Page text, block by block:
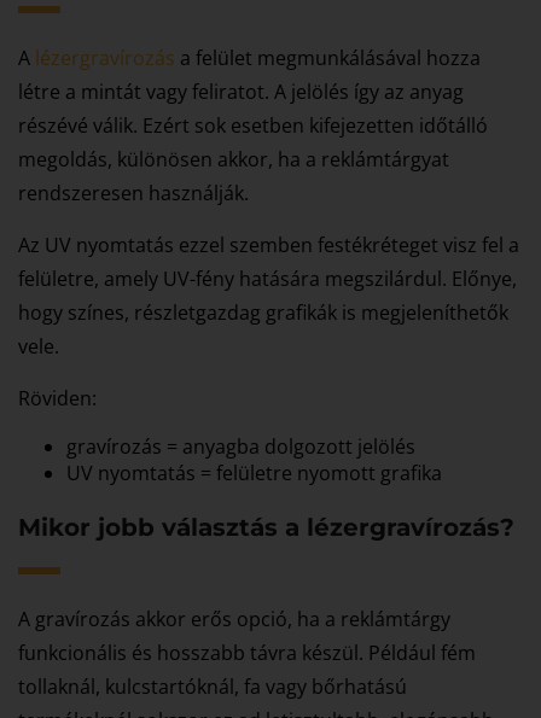
A lézergravírozás a felület megmunkálásával hozza
létre a mintát vagy feliratot. A jelölés így az anyag
részévé válik. Ezért sok esetben kifejezetten időtálló
megoldás, különösen akkor, ha a reklámtárgyat
rendszeresen használják.
Az UV nyomtatás ezzel szemben festékréteget visz fel a
felületre, amely UV-fény hatására megszilárdul. Előnye,
hogy színes, részletgazdag grafikák is megjeleníthetők
vele.
Röviden:
gravírozás = anyagba dolgozott jelölés
UV nyomtatás = felületre nyomott grafika
Mikor jobb választás a lézergravírozás?
A gravírozás akkor erős opció, ha a reklámtárgy
funkcionális és hosszabb távra készül. Például fém
tollaknál, kulcstartóknál, fa vagy bőrhatású